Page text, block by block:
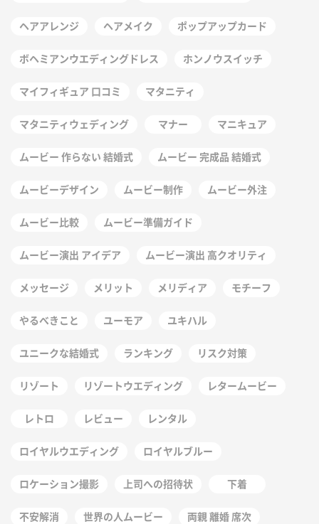
ヘアアレンジ ヘアメイク ポップアップカード
ボヘミアンウエディングドレス ホンノウスイッチ
マイフィギュア 口コミ マタニティ
マタニティウェディング マナー マニキュア
ムービー 作らない 結婚式 ムービー 完成品 結婚式
ムービーデザイン ムービー制作 ムービー外注
ムービー比較 ムービー準備ガイド
ムービー演出 アイデア ムービー演出 高クオリティ
メッセージ メリット メリディア モチーフ
やるべきこと ユーモア ユキハル
ユニークな結婚式 ランキング リスク対策
リゾート リゾートウエディング レタームービー
レトロ レビュー レンタル
ロイヤルウエディング ロイヤルブルー
ロケーション撮影 上司への招待状 下着
不安解消 世界の人ムービー 両親 離婚 席次